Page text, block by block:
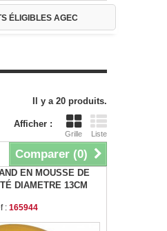
ÉLIGIBLES AGEC
Il y a 20 produits.
Afficher :
Grille Liste
Comparer (0)
EN MOUSSE DE
DIAMETRE 13CM
: 165944